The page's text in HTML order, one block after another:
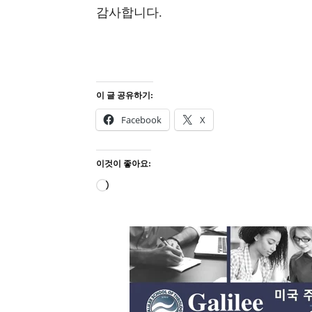
감사합니다.
이 글 공유하기:
Facebook X
이것이 좋아요:
로
중...